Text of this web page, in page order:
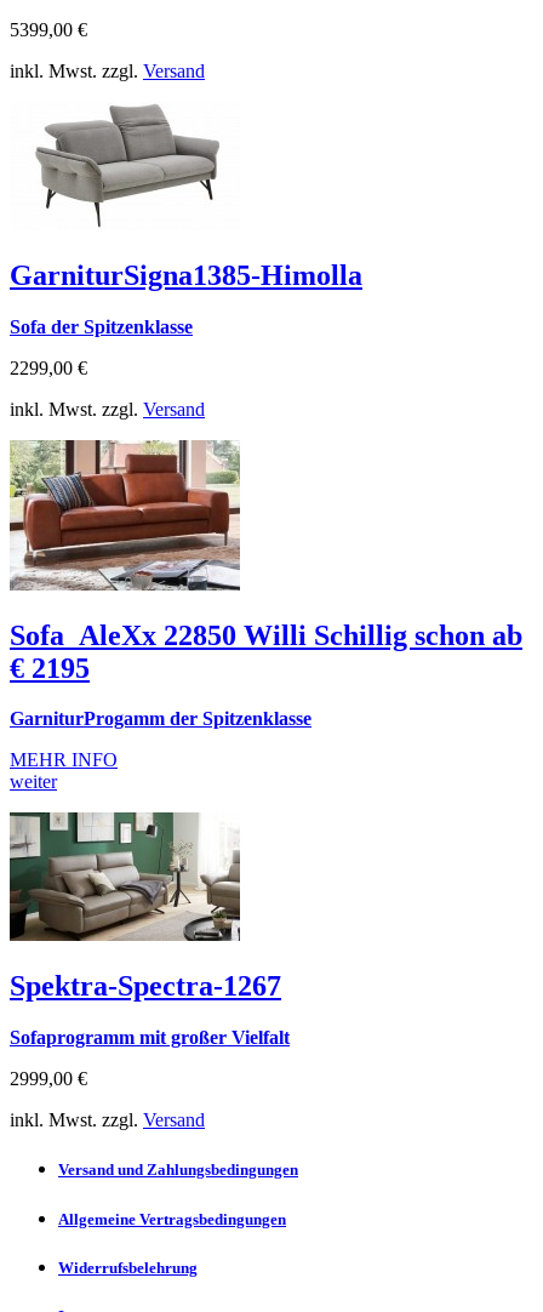
5399,00 €
inkl. Mwst. zzgl. Versand
GarniturSigna1385-Himolla
Sofa der Spitzenklasse
2299,00 €
inkl. Mwst. zzgl. Versand
Sofa_AleXx 22850 Willi Schillig schon ab
€ 2195
GarniturProgamm der Spitzenklasse
MEHR INFO
weiter
Spektra-Spectra-1267
Sofaprogramm mit großer Vielfalt
2999,00 €
inkl. Mwst. zzgl. Versand
Versand und Zahlungsbedingungen
Allgemeine Vertragsbedingungen
Widerrufsbelehrung